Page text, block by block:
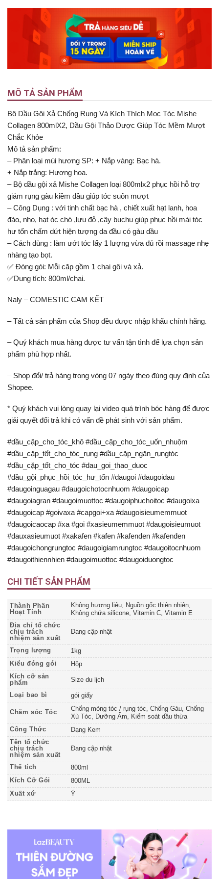
MÔ TẢ SẢN PHẨM
Bộ Dầu Gội Xả Chống Rụng Và Kích Thích Mọc Tóc Mishe
Collagen 800mlX2, Dầu Gội Thảo Dược Giúp Tóc Mềm Mượt
Chắc Khỏe
Mô tả sản phẩm:
– Phân loại mùi hương SP: + Nắp vàng: Bạc hà.
+ Nắp trắng: Hương hoa.
– Bộ dầu gội xả Mishe Collagen loại 800mlx2 phục hồi hỗ trợ
giảm rụng gàu kiềm dầu giúp tóc suôn mượt
– Công Dụng : với tinh chất bạc hà , chiết xuất hạt lanh, hoa
đào, nho, hạt óc chó ,lựu đỏ ,cây buchu giúp phục hồi mái tóc
hư tổn chấm dứt hiện tượng da đầu có gàu dầu
– Cách dùng : làm ướt tóc lấy 1 lượng vừa đủ rồi massage nhẹ
nhàng tạo bọt.
✅ Đóng gói: Mỗi cặp gồm 1 chai gội và xả.
✅Dung tích: 800ml/chai.
Naly – COMESTIC CAM KẾT
– Tất cả sản phẩm của Shop đều được nhập khẩu chính hãng.
– Quý khách mua hàng được tư vấn tận tình để lựa chọn sản
phẩm phù hợp nhất.
– Shop đổi/ trả hàng trong vòng 07 ngày theo đúng quy định của
Shopee.
* Quý khách vui lòng quay lại video quá trình bóc hàng để được
giải quyết đổi trả khi có vấn đề phát sinh với sản phẩm.
#dầu_cặp_cho_tóc_khô #dầu_cặp_cho_tóc_uốn_nhuộm
#dầu_cặp_tốt_cho_tóc_rụng #dầu_cặp_ngăn_rụngtóc
#dầu_cặp_tốt_cho_tóc #dau_goi_thao_duoc
#dầu_gội_phục_hồi_tóc_hư_tổn #daugoi #daugoidau
#daugoinguagau #daugoichotocnhuom #daugoicap
#daugoiagran #daugoimuottoc #daugoiphuchoitoc #daugoixa
#daugoicap #goivaxa #capgoi+xa #daugoisieumemmuot
#daugoicaocap #xa #goi #xasieumemmuot #daugoisieumuot
#dauxasieumuot #xakafen #kafen #kafenden #kafenđen
#daugoichongrungtoc #daugoigiamrungtoc #daugoitocnhuom
#daugoithiennhien #daugoimuottoc #daugoiduongtoc
CHI TIẾT SẢN PHẨM
Thành Phần
Hoạt Tính
Không hương liệu, Nguồn gốc thiên nhiên,
Không chứa silicone, Vitamin C, Vitamin E
Địa chỉ tổ chức
chịu trách
nhiệm sản xuất
Đang cập nhật
Trọng lượng
1kg
Kiểu đóng gói
Hộp
Kích cỡ sản
phẩm
Size du lịch
Loại bao bì gói giấy
Chăm sóc Tóc
Chống mỏng tóc / rụng tóc, Chống Gàu, Chống
Xù Tóc, Dưỡng Ẩm, Kiểm soát dầu thừa
Công Thức
Dạng Kem
Tên tổ chức
chịu trách
nhiệm sản xuất
Đang cập nhật
Thể tích
800ml
Kích Cỡ Gói
800ML
Xuất xứ
Ý